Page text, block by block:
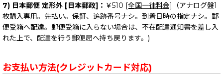
7) 日本郵便 定形外 [日本郵政]： ￥510 [全国一律料金]
（アナログ盤1
枚購入専用。先払い。保証、追跡番号ナシ。到着日時の指定ナシ。郵
便受箱へ配達。郵便受箱に入らない場合は、不在配達通知書を差し入
れた上で、配達を行う郵便局へ持ち戻ります。)
お支払い方法(クレジットカード対応)